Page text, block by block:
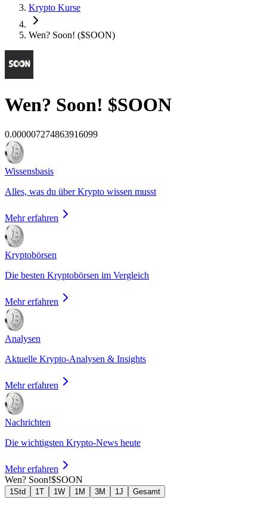
Krypto Kurse
Wen? Soon! ($SOON)
Wen? Soon! $SOON
0.000007274863916099
Wissensbasis
Alles, was du über Krypto wissen musst
Mehr erfahren
Kryptobörsen
Die besten Kryptobörsen im Vergleich
Mehr erfahren
Analysen
Aktuelle Krypto-Analysen & Insights
Mehr erfahren
Nachrichten
Die wichtigsten Krypto-News heute
Mehr erfahren
Wen? Soon!$SOON
1Std 1T 1W 1M 3M 1J Gesamt